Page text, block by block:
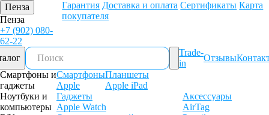
Пенза
Пенза
+7 (902) 080-
62-22
Гарантия Доставка и оплата Сертификаты Карта
покупателя
Trade-
in
Отзывы
Смартфоны и
гаджеты
Ноутбуки и
компьютеры
Смартфоны
Apple
Планшеты
Apple iPad
Гаджеты
Apple Watch
Аксессуары
AirTag